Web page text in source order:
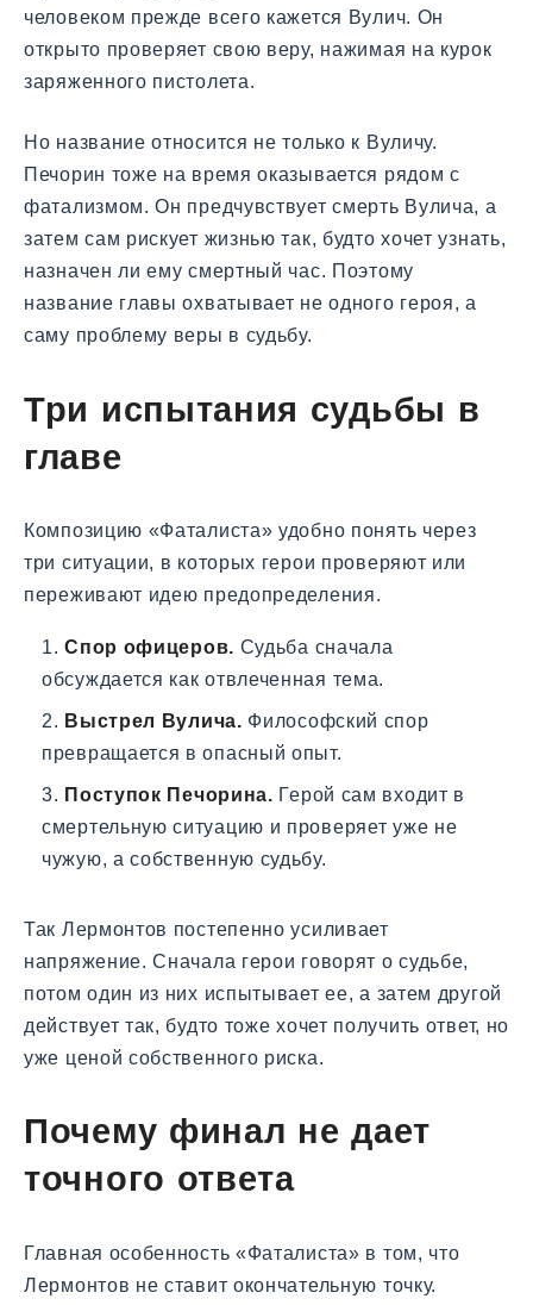
человеком прежде всего кажется Вулич. Он
открыто проверяет свою веру, нажимая на курок
заряженного пистолета.
Но название относится не только к Вуличу.
Печорин тоже на время оказывается рядом с
фатализмом. Он предчувствует смерть Вулича, а
затем сам рискует жизнью так, будто хочет узнать,
назначен ли ему смертный час. Поэтому
название главы охватывает не одного героя, а
саму проблему веры в судьбу.
Три испытания судьбы в
главе
Композицию «Фаталиста» удобно понять через
три ситуации, в которых герои проверяют или
переживают идею предопределения.
Спор офицеров. Судьба сначала
обсуждается как отвлеченная тема.
Выстрел Вулича. Философский спор
превращается в опасный опыт.
Поступок Печорина. Герой сам входит в
смертельную ситуацию и проверяет уже не
чужую, а собственную судьбу.
Так Лермонтов постепенно усиливает
напряжение. Сначала герои говорят о судьбе,
потом один из них испытывает ее, а затем другой
действует так, будто тоже хочет получить ответ, но
уже ценой собственного риска.
Почему финал не дает
точного ответа
Главная особенность «Фаталиста» в том, что
Лермонтов не ставит окончательную точку.